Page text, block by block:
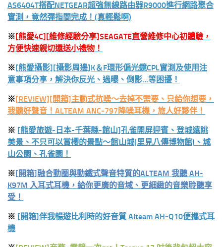
AS6404T搭配NETGEAR超強無線路由器R9000進行網路聚合
實測，竟然彈指間完成！(真輕鬆啊)
※[熊愛4C][維修經驗分享]SEAGATE直營維修中心初體驗，
方便快速親切還送小禮物！
※[熊愛攝影][攝影周邊]K＆F環形偏光鏡CPL實測及使用注
意事項分享，解決你反光、過曝、倒影…等困擾！
※[REVIEW][開箱]主動式抗噪～去掉不需要、只給你想要，
我聽好聲音！ALTEAM ANC-797降噪耳機，旅人好夥伴！
※ [熊愛旅遊-日本-千葉縣-館山]孔雀開屏迎賓、登城遠眺
美景、不只可以賞櫻的景點～館山城(里見八傳博物館)、城
山公園、孔雀園！
※[開箱]融合動圈與動鐵式聲音特質的ALTEAM 我聽 AH-
K97M 入耳式耳機，給你更廣的音域、更細緻的音樂聆聽享
受！
※ [開箱]伴我暢遊比利時的好音質 Alteam AH-Q10便攜式耳
機